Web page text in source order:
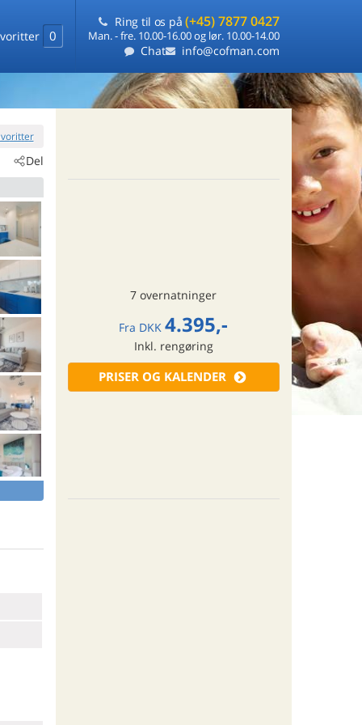
0
Ring til os på (+45) 7877 0427
Man. - fre. 10.00-16.00 og lør. 10.00-14.00
Chat info@cofman.com
Del
7 overnatninger
Fra DKK 4.395,-
Inkl. rengøring
PRISER OG KALENDER